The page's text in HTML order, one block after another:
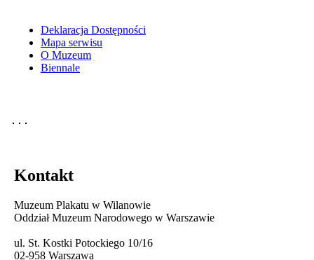
Deklaracja Dostępności
Mapa serwisu
O Muzeum
Biennale
Kontakt
Muzeum Plakatu w Wilanowie
Oddział Muzeum Narodowego w Warszawie
ul. St. Kostki Potockiego 10/16
02-958 Warszawa